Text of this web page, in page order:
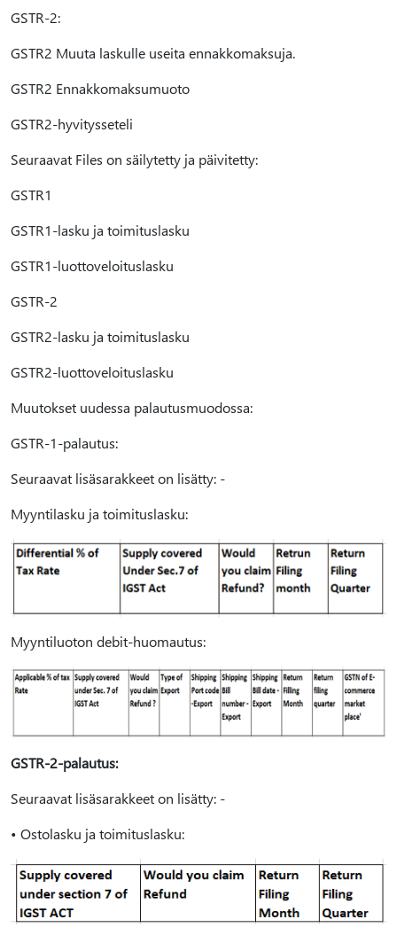
GSTR-2:
GSTR2 Muuta laskulle useita ennakkomaksuja.
GSTR2 Ennakkomaksumuoto
GSTR2-hyvitysseteli
Seuraavat Files on säilytetty ja päivitetty:
GSTR1
GSTR1-lasku ja toimituslasku
GSTR1-luottoveloituslasku
GSTR-2
GSTR2-lasku ja toimituslasku
GSTR2-luottoveloituslasku
Muutokset uudessa palautusmuodossa:
GSTR-1-palautus:
Seuraavat lisäsarakkeet on lisätty: -
Myyntilasku ja toimituslasku:
Myyntiluoton debit-huomautus:
GSTR-2-palautus:
Seuraavat lisäsarakkeet on lisätty: -
• Ostolasku ja toimituslasku: